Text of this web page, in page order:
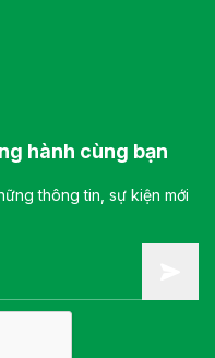
hành cùng bạn
thông tin, sự kiện mới